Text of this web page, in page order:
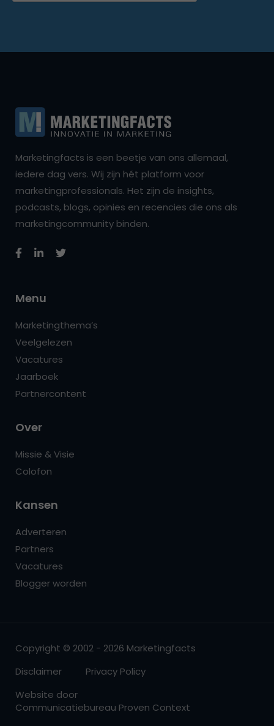
Marketingfacts is een beetje van ons allemaal,
iedere dag vers. Wij zijn hét platform voor
marketingprofessionals. Het zijn de insights,
podcasts, blogs, opinies en recencies die ons als
marketingcommunity binden.
Menu
Marketingthema’s
Veelgelezen
Vacatures
Jaarboek
Partnercontent
Over
Missie & Visie
Colofon
Kansen
Adverteren
Partners
Vacatures
Blogger worden
Copyright © 2002 - 2026 Marketingfacts
Disclaimer
Privacy Policy
Website door
Communicatiebureau Proven Context